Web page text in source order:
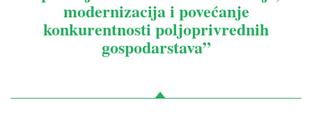
modernizacija i povećanje
konkurentnosti poljoprivrednih
gospodarstava”